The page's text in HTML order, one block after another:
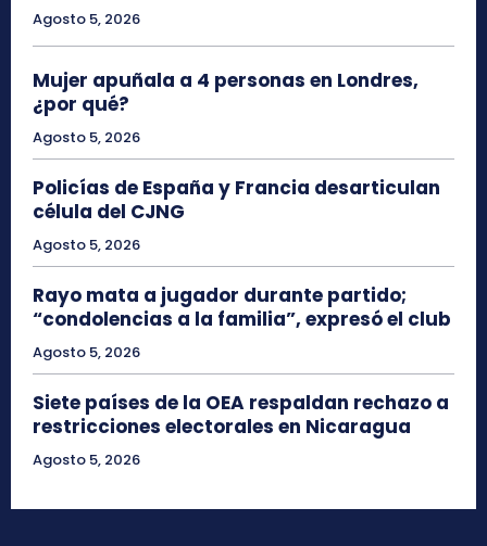
Agosto 5, 2026
Mujer apuñala a 4 personas en Londres,
¿por qué?
Agosto 5, 2026
Policías de España y Francia desarticulan
célula del CJNG
Agosto 5, 2026
Rayo mata a jugador durante partido;
“condolencias a la familia”, expresó el club
Agosto 5, 2026
Siete países de la OEA respaldan rechazo a
restricciones electorales en Nicaragua
Agosto 5, 2026